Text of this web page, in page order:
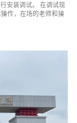
安装调试。 在调试现
作，在场的老师和操